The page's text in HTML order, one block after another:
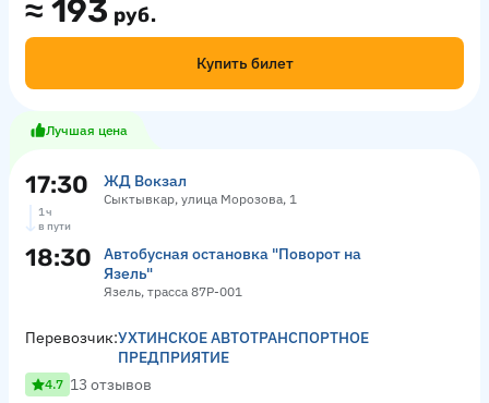
≈ 193 руб.
Купить билет
Лучшая цена
17:30 ЖД Вокзал
Сыктывкар, улица Морозова, 1
1 ч
в пути
18:30
Автобусная остановка "Поворот на
Язель"
Язель, трасса 87Р-001
Перевозчик:УХТИНСКОЕ АВТОТРАНСПОРТНОЕ
ПРЕДПРИЯТИЕ
4.7 13 отзывов